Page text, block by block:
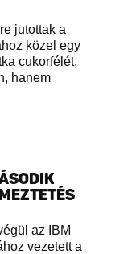
jutottak a
közel egy
cukorfélét,
hanem
az IBM
vezetett a